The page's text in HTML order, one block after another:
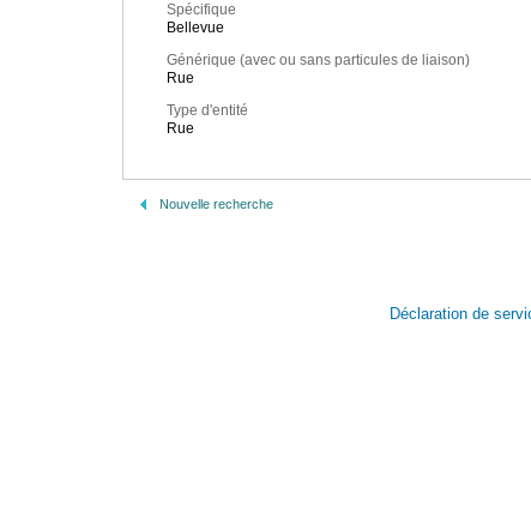
Spécifique
Bellevue
Générique (avec ou sans particules de liaison)
Rue
Type d'entité
Rue
Nouvelle recherche
Déclaration de